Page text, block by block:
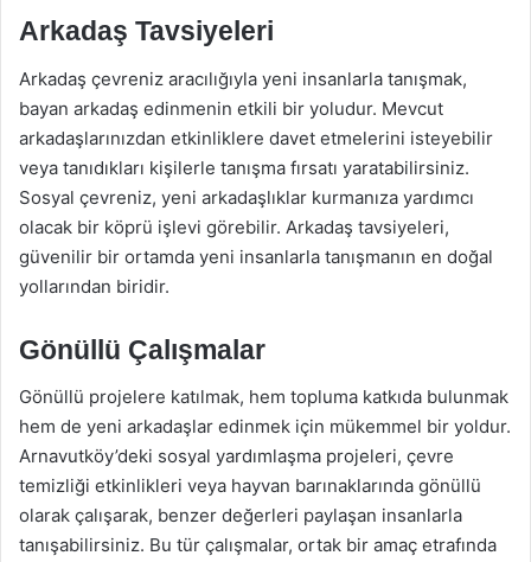
Arkadaş Tavsiyeleri
Arkadaş çevreniz aracılığıyla yeni insanlarla tanışmak,
bayan arkadaş edinmenin etkili bir yoludur. Mevcut
arkadaşlarınızdan etkinliklere davet etmelerini isteyebilir
veya tanıdıkları kişilerle tanışma fırsatı yaratabilirsiniz.
Sosyal çevreniz, yeni arkadaşlıklar kurmanıza yardımcı
olacak bir köprü işlevi görebilir. Arkadaş tavsiyeleri,
güvenilir bir ortamda yeni insanlarla tanışmanın en doğal
yollarından biridir.
Gönüllü Çalışmalar
Gönüllü projelere katılmak, hem topluma katkıda bulunmak
hem de yeni arkadaşlar edinmek için mükemmel bir yoldur.
Arnavutköy’deki sosyal yardımlaşma projeleri, çevre
temizliği etkinlikleri veya hayvan barınaklarında gönüllü
olarak çalışarak, benzer değerleri paylaşan insanlarla
tanışabilirsiniz. Bu tür çalışmalar, ortak bir amaç etrafında